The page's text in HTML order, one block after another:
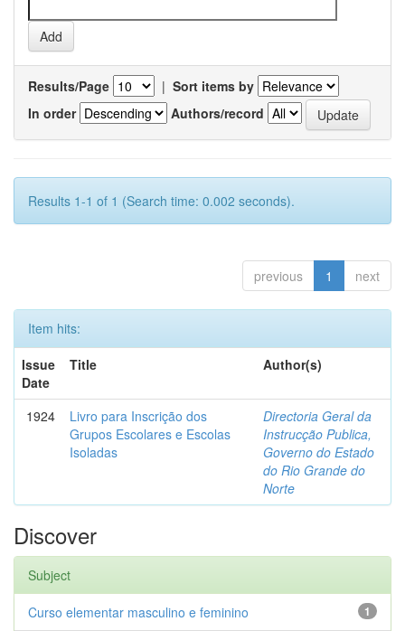
Results/Page | Sort items by
In order
Authors/record
Results 1-1 of 1 (Search time: 0.002 seconds).
previous 1 next
Item hits:
Issue
Date
Title Author(s)
1924
Livro para Inscrição dos
Grupos Escolares e Escolas
Isoladas
Directoria Geral da
Instrucção Publica,
Governo do Estado
do Rio Grande do
Norte
Discover
Subject
1
Curso elementar masculino e feminino